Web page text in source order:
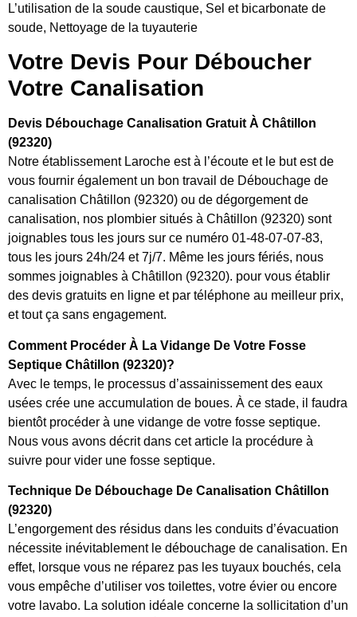
L’utilisation de la soude caustique, Sel et bicarbonate de
soude, Nettoyage de la tuyauterie
Votre Devis Pour Déboucher
Votre Canalisation
Devis Débouchage Canalisation Gratuit À Châtillon
(92320)
Notre établissement Laroche est à l’écoute et le but est de
vous fournir également un bon travail de Débouchage de
canalisation Châtillon (92320) ou de dégorgement de
canalisation, nos plombier situés à Châtillon (92320) sont
joignables tous les jours sur ce numéro 01-48-07-07-83,
tous les jours 24h/24 et 7j/7. Même les jours fériés, nous
sommes joignables à Châtillon (92320). pour vous établir
des devis gratuits en ligne et par téléphone au meilleur prix,
et tout ça sans engagement.
Comment Procéder À La Vidange De Votre Fosse
Septique Châtillon (92320)?
Avec le temps, le processus d’assainissement des eaux
usées crée une accumulation de boues. À ce stade, il faudra
bientôt procéder à une vidange de votre fosse septique.
Nous vous avons décrit dans cet article la procédure à
suivre pour vider une fosse septique.
Technique De Débouchage De Canalisation Châtillon
(92320)
L’engorgement des résidus dans les conduits d’évacuation
nécessite inévitablement le débouchage de canalisation. En
effet, lorsque vous ne réparez pas les tuyaux bouchés, cela
vous empêche d’utiliser vos toilettes, votre évier ou encore
votre lavabo. La solution idéale concerne la sollicitation d’un